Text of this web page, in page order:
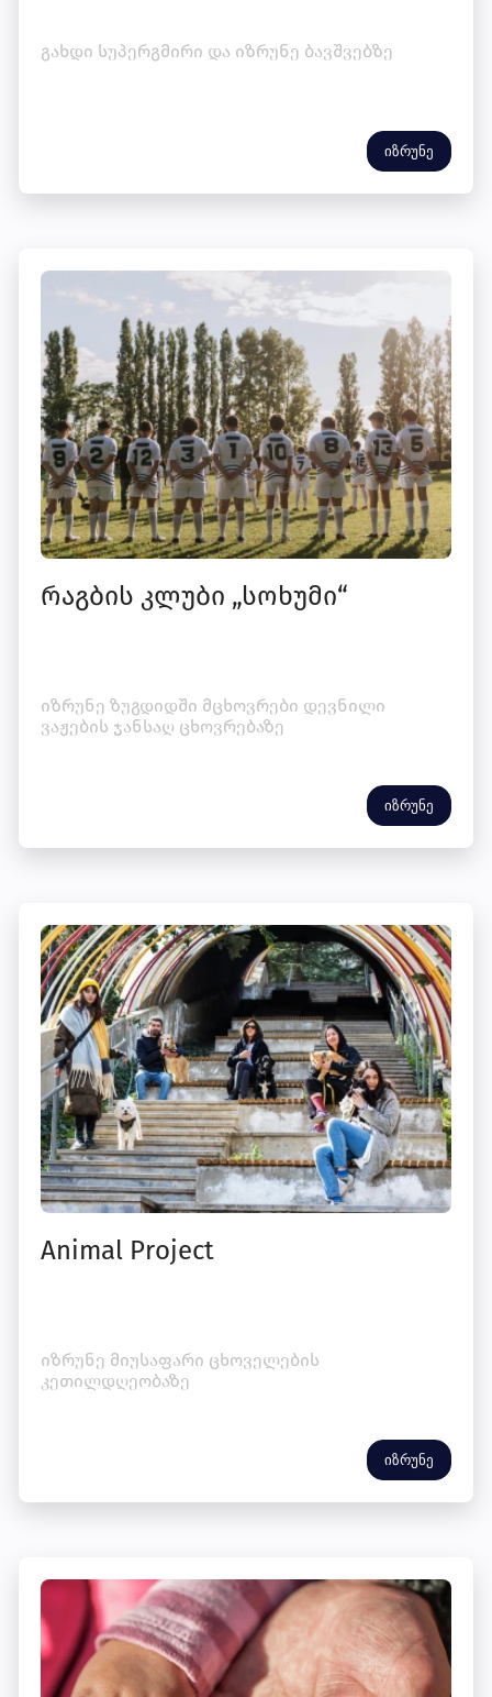
გახდი სუპერგმირი და იზრუნე ბავშვებზე
იზრუნე
რაგბის კლუბი „სოხუმი“
იზრუნე ზუგდიდში მცხოვრები დევნილი
ვაჟების ჯანსაღ ცხოვრებაზე
იზრუნე
Animal Project
იზრუნე მიუსაფარი ცხოველების
კეთილდღეობაზე
იზრუნე